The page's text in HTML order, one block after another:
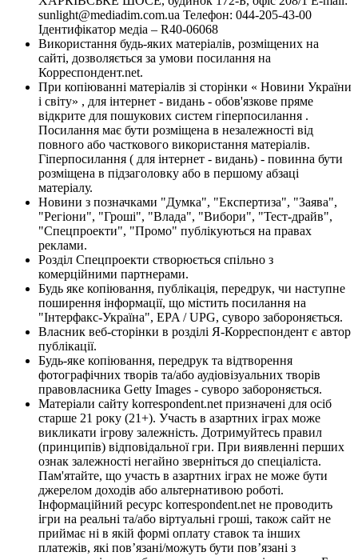
sunlight@mediadim.com.ua Телефон: 044-205-43-00
Ідентифікатор медіа – R40-06068
Використання будь-яких матеріалів, розміщених на
сайті, дозволяється за умови посилання на
Корреспондент.net.
При копіюванні матеріалів зі сторінки « Новини України
і світу» , для інтернет - видань - обов'язкове пряме
відкрите для пошукових систем гіперпосилання .
Посилання має бути розміщена в незалежності від
повного або часткового використання матеріалів.
Гіперпосилання ( для інтернет - видань) - повинна бути
розміщена в підзаголовку або в першому абзаці
матеріалу.
Новини з позначками "Думка", "Експертиза", "Заява",
"Регіони", "Гроші", "Влада", "Вибори", "Тест-драйв",
"Спецпроекти", "Промо" публікуються на правах
реклами.
Розділ Спецпроекти створюється спільно з
комерційними партнерами.
Будь яке копіювання, публікація, передрук, чи наступне
поширення інформації, що містить посилання на
"Інтерфакс-Україна", EPA / UPG, суворо забороняється.
Власник веб-сторінки в розділі Я-Корреспондент є автор
публікації.
Будь-яке копіювання, передрук та відтворення
фотографічних творів та/або аудіовізуальних творів
правовласника Getty Images - суворо забороняється.
Матеріали сайту korrespondent.net призначені для осіб
старше 21 року (21+). Участь в азартних іграх може
викликати ігрову залежність. Дотримуйтесь правил
(принципів) відповідальної гри. При виявленні перших
ознак залежності негайно зверніться до спеціаліста.
Пам'ятайте, що участь в азартних іграх не може бути
джерелом доходів або альтернативою роботі.
Інформаційний ресурс korrespondent.net не проводить
ігри на реальні та/або віртуальні гроші, також сайт не
приймає ні в якій формі оплату ставок та інших
платежів, які пов’язані/можуть бути пов’язані з